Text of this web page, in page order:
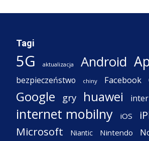
Tagi
5G aktualizacja Android
bezpieczeństwo chiny Facebook
Google gry huawei
internet mobilny iOS
Microsoft Niantic Nintendo